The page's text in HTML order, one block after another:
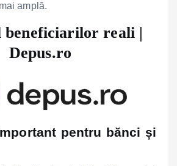
amplă.
beneficiarilor reali |
Depus.ro
pentru bănci și